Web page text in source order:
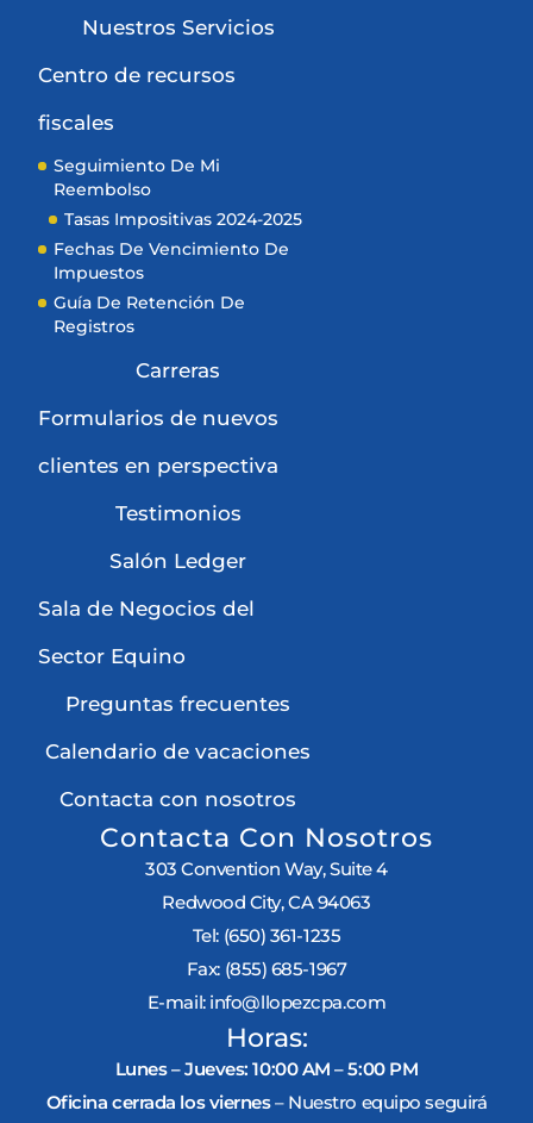
Nuestros Servicios
Centro de recursos
fiscales
Seguimiento De Mi
Reembolso
Tasas Impositivas 2024-2025
Fechas De Vencimiento De
Impuestos
Guía De Retención De
Registros
Carreras
Formularios de nuevos
clientes en perspectiva
Testimonios
Salón Ledger
Sala de Negocios del
Sector Equino
Preguntas frecuentes
Calendario de vacaciones
Contacta con nosotros
Contacta Con Nosotros
303 Convention Way, Suite 4
Redwood City, CA 94063
Tel: (650) 361-1235
Fax: (855) 685-1967
E-mail: info@llopezcpa.com
Horas:
Lunes – Jueves: 10:00 AM – 5:00 PM
Oficina cerrada los viernes– Nuestro equipo seguirá